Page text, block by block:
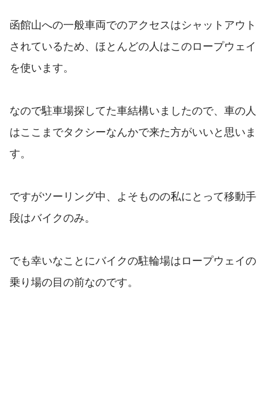
函館山への一般車両でのアクセスはシャットアウト
されているため、ほとんどの人はこのロープウェイ
を使います。
なので駐車場探してた車結構いましたので、車の人
はここまでタクシーなんかで来た方がいいと思いま
す。
ですがツーリング中、よそものの私にとって移動手
段はバイクのみ。
でも幸いなことにバイクの駐輪場はロープウェイの
乗り場の目の前なのです。